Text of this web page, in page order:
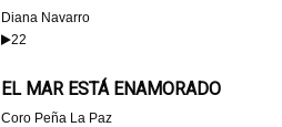
Diana Navarro
22
EL MAR ESTÁ ENAMORADO
Coro Peña La Paz